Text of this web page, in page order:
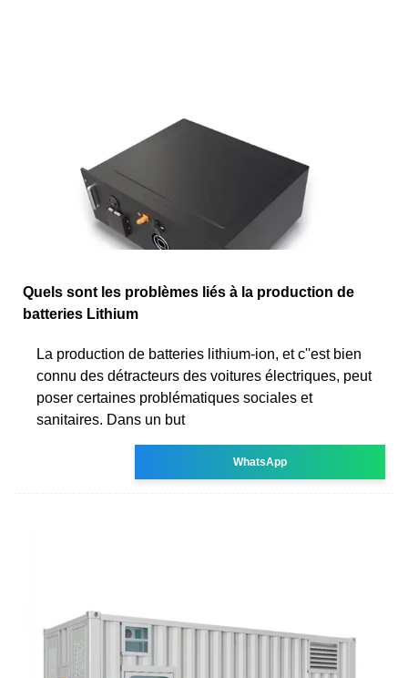
Quels sont les problèmes liés à la production de
batteries Lithium
La production de batteries lithium-ion, et c''est bien
connu des détracteurs des voitures électriques, peut
poser certaines problématiques sociales et
sanitaires. Dans un but
WhatsApp